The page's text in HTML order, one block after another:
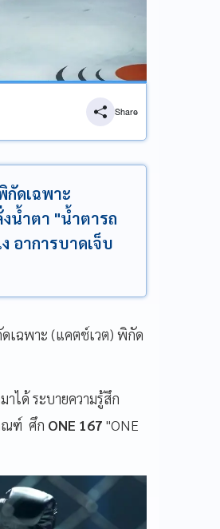
Share
ดเฉพาะ
น้ำตา "น้ำตารถ
อาการบาดเจ็บ
เฉพาะ (แคตช์เวต) พิกัด
ได้ ระบายความรู้สึก
ณฑ์ ศึก ONE 167 "ONE